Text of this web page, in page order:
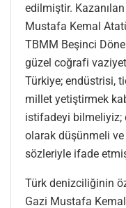
edilmiştir.
Mustafa Kemal
TBMM Beşinci
güzel coğrafi
Türkiye; endüstrisi,
millet yetiştirmek
istifadeyi bilmeliyiz;
olarak düşünmeli ve
sözleriyle ifade
Türk denizciliğinin
Gazi Mustafa